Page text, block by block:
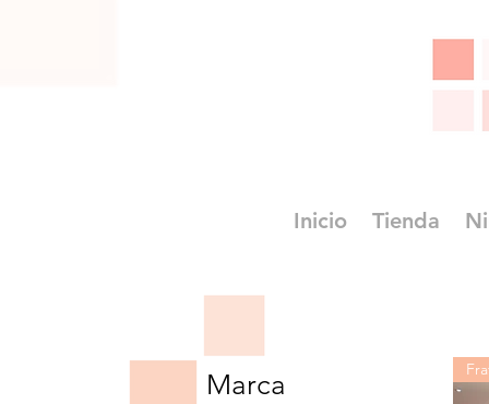
Inicio Tienda
Marca